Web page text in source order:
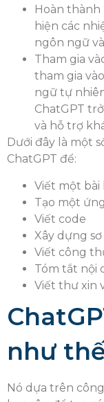
Hoàn thành
hiện các
ngôn ngữ
Tham gia
tham gia
ngữ tự
ChatGPT
và hỗ trợ
Dưới đây là một
ChatGPT để:
Viết một bài
Tạo một
Viết code
Xây dựng
Viết công
Tóm tắt nội
Viết thư xin
như
Nó dựa trên